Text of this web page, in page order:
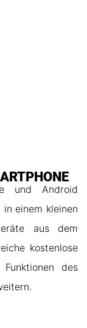
und Android
einem kleinen
aus dem
kostenlose
des